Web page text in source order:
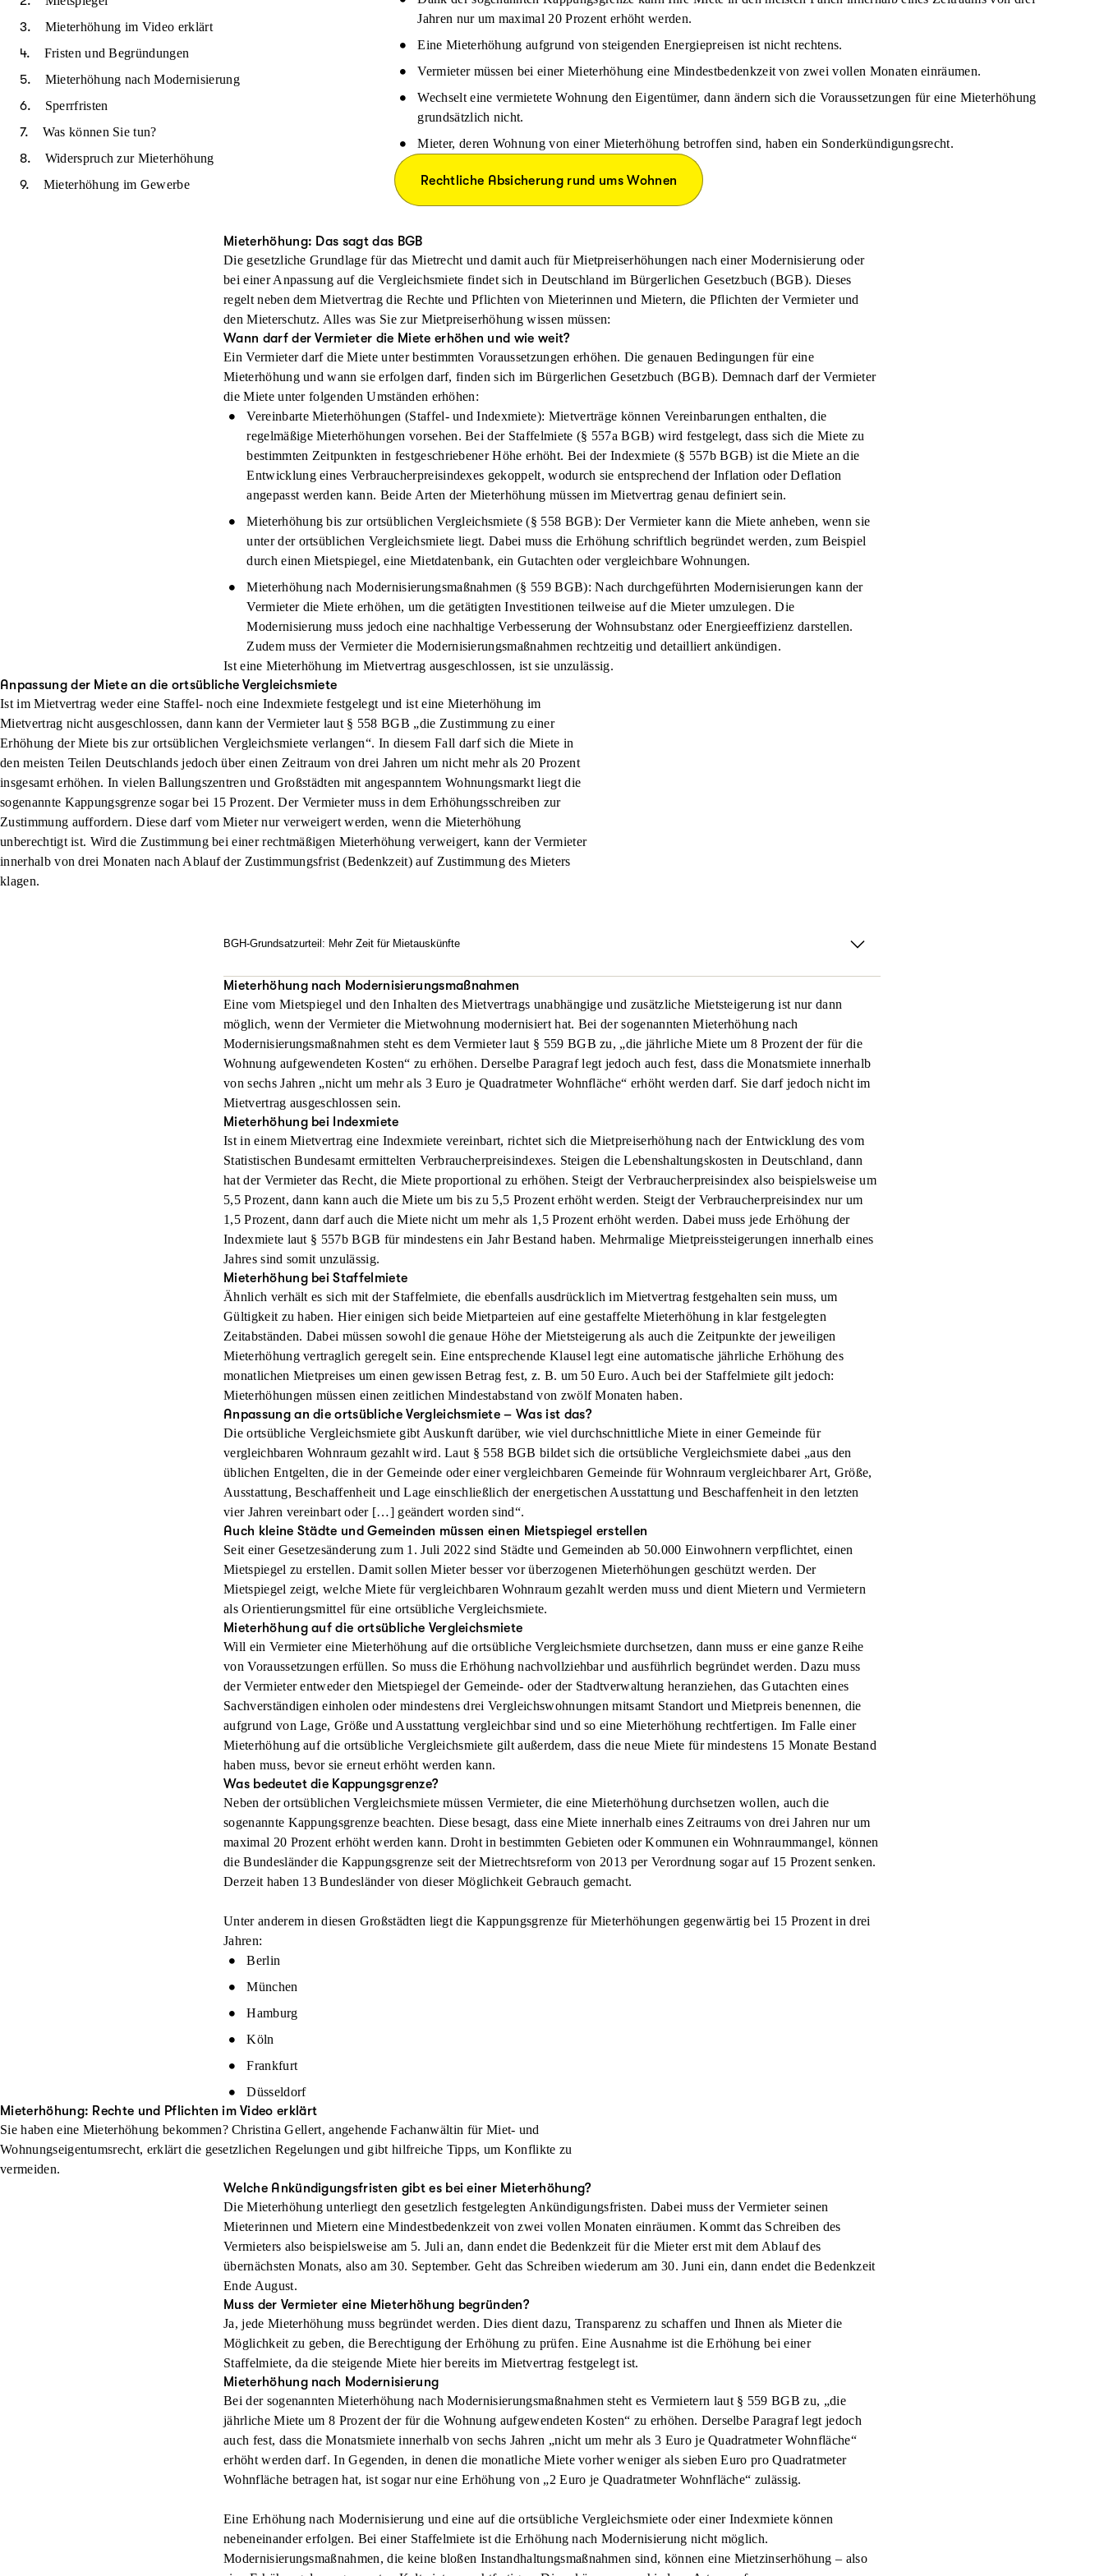
Mieterhöhung im Video erklärt
Fristen und Begründungen
Mieterhöhung nach Modernisierung
Sperrfristen
Was können Sie tun?
Widerspruch zur Mieterhöhung
Mieterhöhung im Gewerbe
Jahren nur um maximal 20 Prozent erhöht werden.
Eine Mieterhöhung aufgrund von steigenden Energiepreisen ist nicht rechtens.
Vermieter müssen bei einer Mieterhöhung eine Mindestbedenkzeit von zwei vollen Monaten einräumen.
Wechselt eine vermietete Wohnung den Eigentümer, dann ändern sich die Voraussetzungen für eine Mieterhöhung
grundsätzlich nicht.
Mieter, deren Wohnung von einer Mieterhöhung betroffen sind, haben ein Sonderkündigungsrecht.
Rechtliche Absicherung rund ums Wohnen
Mieterhöhung: Das sagt das BGB
Die gesetzliche Grundlage für das Mietrecht und damit auch für Mietpreiserhöhungen nach einer Modernisierung oder
bei einer Anpassung auf die Vergleichsmiete findet sich in Deutschland im Bürgerlichen Gesetzbuch (BGB). Dieses
regelt neben dem Mietvertrag die Rechte und Pflichten von Mieterinnen und Mietern, die Pflichten der Vermieter und
den Mieterschutz. Alles was Sie zur Mietpreiserhöhung wissen müssen:
Wann darf der Vermieter die Miete erhöhen und wie weit?
Ein Vermieter darf die Miete unter bestimmten Voraussetzungen erhöhen. Die genauen Bedingungen für eine
Mieterhöhung und wann sie erfolgen darf, finden sich im Bürgerlichen Gesetzbuch (BGB). Demnach darf der Vermieter
die Miete unter folgenden Umständen erhöhen:
Vereinbarte Mieterhöhungen (Staffel- und Indexmiete): Mietverträge können Vereinbarungen enthalten, die
regelmäßige Mieterhöhungen vorsehen. Bei der Staffelmiete (§ 557a BGB) wird festgelegt, dass sich die Miete zu
bestimmten Zeitpunkten in festgeschriebener Höhe erhöht. Bei der Indexmiete (§ 557b BGB) ist die Miete an die
Entwicklung eines Verbraucherpreisindexes gekoppelt, wodurch sie entsprechend der Inflation oder Deflation
angepasst werden kann. Beide Arten der Mieterhöhung müssen im Mietvertrag genau definiert sein.
Mieterhöhung bis zur ortsüblichen Vergleichsmiete (§ 558 BGB): Der Vermieter kann die Miete anheben, wenn sie
unter der ortsüblichen Vergleichsmiete liegt. Dabei muss die Erhöhung schriftlich begründet werden, zum Beispiel
durch einen Mietspiegel, eine Mietdatenbank, ein Gutachten oder vergleichbare Wohnungen.
Mieterhöhung nach Modernisierungsmaßnahmen (§ 559 BGB): Nach durchgeführten Modernisierungen kann der
Vermieter die Miete erhöhen, um die getätigten Investitionen teilweise auf die Mieter umzulegen. Die
Modernisierung muss jedoch eine nachhaltige Verbesserung der Wohnsubstanz oder Energieeffizienz darstellen.
Zudem muss der Vermieter die Modernisierungsmaßnahmen rechtzeitig und detailliert ankündigen.
Ist eine Mieterhöhung im Mietvertrag ausgeschlossen, ist sie unzulässig.
Anpassung der Miete an die ortsübliche Vergleichsmiete
Ist im Mietvertrag weder eine Staffel- noch eine Indexmiete festgelegt und ist eine Mieterhöhung im
Mietvertrag nicht ausgeschlossen, dann kann der Vermieter laut § 558 BGB „die Zustimmung zu einer
Erhöhung der Miete bis zur ortsüblichen Vergleichsmiete verlangen“. In diesem Fall darf sich die Miete in
den meisten Teilen Deutschlands jedoch über einen Zeitraum von drei Jahren um nicht mehr als 20 Prozent
insgesamt erhöhen. In vielen Ballungszentren und Großstädten mit angespanntem Wohnungsmarkt liegt die
sogenannte Kappungsgrenze sogar bei 15 Prozent. Der Vermieter muss in dem Erhöhungsschreiben zur
Zustimmung auffordern. Diese darf vom Mieter nur verweigert werden, wenn die Mieterhöhung
unberechtigt ist. Wird die Zustimmung bei einer rechtmäßigen Mieterhöhung verweigert, kann der Vermieter
innerhalb von drei Monaten nach Ablauf der Zustimmungsfrist (Bedenkzeit) auf Zustimmung des Mieters
klagen.
BGH-Grundsatzurteil: Mehr Zeit für Mietauskünfte
örtlich vorgegebene Preisobergrenze für Mieten hält: Er muss seinen Vermieter um Auskunft über die
Berechnungsgrundlagen bitten. Bislang konnte dieser sich aber weigern, wenn Mieter bereits seit mehr als drei Jahren
in der Wohnung wohnten. Das hat sich nun aufgrund eines aktuellen Urteils des Bundesgerichtshofs (BGH, Az.: VIII
ZR 375/21 u.a. ) geändert. Der Anspruch auf Auskunft verjährt zwar immer noch in drei Jahren, aber die Verjährung
beginnt laut den obersten Bundesrichtern erst, wenn der Mieter erstmals Auskunft verlangt.
Was galt bisher?
Bisher ging man davon aus, dass das Auskunftsrecht von Mietern zur Höhe ihrer Miete drei Jahre nach Abschluss des
Mietvertrages verjährt. Informationen etwa über das Baujahr, etwaige Sanierungen oder die Vormiete konnten dann
nicht mehr eingefordert werden. Ein Anspruch auf Rückzahlung bei einer eventuell zu hohen Miete lässt sich aber
ohne diese Informationen nur schwer begründen. Vor allem Mieter, die ihren Mietvertrag mit Einführung der
Mietpreisbremse 2015 geschlossen haben, profitieren deshalb von der BGH-Entscheidung.
Worum ging es im Urteil?
Geklagt hatten gleich mehrere Mieter aus Berlin, die den Verdacht hatten, dass ihre Mieten zu hoch seien und damit
gegen die örtliche Mietpreisbremse verstießen. Da der Abschluss der Mietverträge in allen Fällen mehr als drei Jahre
zurücklag, weigerten sich die Vermieter, die nötigen Auskünfte zu geben und damit auch, die überzahlten Mieten zu
erstatten. Sie beriefen sich dabei auf die Verjährungsfrist. Wie auch schon die Vorinstanzen in drei Fällen, entschieden
nun die Richter des BGH zugunsten aller klagenden Mieter. Es gibt zwar noch immer eine Verjährung des Anspruchs
auf Auskunft, allerdings tickt die Uhr erst ab dem Zeitpunkt, ab dem der Mieter erstmals um diese Auskunft bittet oder
die Miethöhe gegenüber dem Vermieter beanstandet. Stellt sich dabei heraus, dass die Miete zu hoch ist, können
Mieter einfacher einen Anspruch auf Rückzahlung des zu viel gezahlten Betrages geltend machen. In diesem
Zusammenhang sollte man solche Auskünfte immer schriftlich einfordern, um in Streitfällen vor Gericht die nötigen
Nachweise zu haben.
Was regelt die Mietpreisbremse?
In Städten und Gemeinden mit Mietpreisbremse darf ein Vermieter nur um maximal zehn Prozent auf die örtliche
Vergleichsmiete aufschlagen. Allerdings gibt es laut der ARAG Experten Ausnahmen: Nach Modernisierungen der
Wohnung oder wenn auch der Vormieter schon mehr als die ortsübliche Miete gezahlt hat und in Neubauten, die nach
dem 1. Oktober 2014 erstmals genutzt wurden, gilt die Mietpreisbremse nicht. Allerdings muss der Vermieter
potenzielle Mieter darüber informieren.
Mieterhöhung nach Modernisierungsmaßnahmen
Eine vom Mietspiegel und den Inhalten des Mietvertrags unabhängige und zusätzliche Mietsteigerung ist nur dann
möglich, wenn der Vermieter die Mietwohnung modernisiert hat. Bei der sogenannten Mieterhöhung nach
Modernisierungsmaßnahmen steht es dem Vermieter laut § 559 BGB zu, „die jährliche Miete um 8 Prozent der für die
Wohnung aufgewendeten Kosten“ zu erhöhen. Derselbe Paragraf legt jedoch auch fest, dass die Monatsmiete innerhalb
von sechs Jahren „nicht um mehr als 3 Euro je Quadratmeter Wohnfläche“ erhöht werden darf. Sie darf jedoch nicht im
Mietvertrag ausgeschlossen sein.
Mieterhöhung bei Indexmiete
Ist in einem Mietvertrag eine Indexmiete vereinbart, richtet sich die Mietpreiserhöhung nach der Entwicklung des vom
Statistischen Bundesamt ermittelten Verbraucherpreisindexes. Steigen die Lebenshaltungskosten in Deutschland, dann
hat der Vermieter das Recht, die Miete proportional zu erhöhen. Steigt der Verbraucherpreisindex also beispielsweise um
5,5 Prozent, dann kann auch die Miete um bis zu 5,5 Prozent erhöht werden. Steigt der Verbraucherpreisindex nur um
1,5 Prozent, dann darf auch die Miete nicht um mehr als 1,5 Prozent erhöht werden. Dabei muss jede Erhöhung der
Indexmiete laut § 557b BGB für mindestens ein Jahr Bestand haben. Mehrmalige Mietpreissteigerungen innerhalb eines
Jahres sind somit unzulässig.
Mieterhöhung bei Staffelmiete
Ähnlich verhält es sich mit der Staffelmiete, die ebenfalls ausdrücklich im Mietvertrag festgehalten sein muss, um
Gültigkeit zu haben. Hier einigen sich beide Mietparteien auf eine gestaffelte Mieterhöhung in klar festgelegten
Zeitabständen. Dabei müssen sowohl die genaue Höhe der Mietsteigerung als auch die Zeitpunkte der jeweiligen
Mieterhöhung vertraglich geregelt sein. Eine entsprechende Klausel legt eine automatische jährliche Erhöhung des
monatlichen Mietpreises um einen gewissen Betrag fest, z. B. um 50 Euro. Auch bei der Staffelmiete gilt jedoch:
Mieterhöhungen müssen einen zeitlichen Mindestabstand von zwölf Monaten haben.
Anpassung an die ortsübliche Vergleichsmiete – Was ist das?
Die ortsübliche Vergleichsmiete gibt Auskunft darüber, wie viel durchschnittliche Miete in einer Gemeinde für
vergleichbaren Wohnraum gezahlt wird. Laut § 558 BGB bildet sich die ortsübliche Vergleichsmiete dabei „aus den
üblichen Entgelten, die in der Gemeinde oder einer vergleichbaren Gemeinde für Wohnraum vergleichbarer Art, Größe,
Ausstattung, Beschaffenheit und Lage einschließlich der energetischen Ausstattung und Beschaffenheit in den letzten
vier Jahren vereinbart oder […] geändert worden sind“.
Auch kleine Städte und Gemeinden müssen einen Mietspiegel erstellen
Seit einer Gesetzesänderung zum 1. Juli 2022 sind Städte und Gemeinden ab 50.000 Einwohnern verpflichtet, einen
Mietspiegel zu erstellen. Damit sollen Mieter besser vor überzogenen Mieterhöhungen geschützt werden. Der
Mietspiegel zeigt, welche Miete für vergleichbaren Wohnraum gezahlt werden muss und dient Mietern und Vermietern
als Orientierungsmittel für eine ortsübliche Vergleichsmiete.
Mieterhöhung auf die ortsübliche Vergleichsmiete
Will ein Vermieter eine Mieterhöhung auf die ortsübliche Vergleichsmiete durchsetzen, dann muss er eine ganze Reihe
von Voraussetzungen erfüllen. So muss die Erhöhung nachvollziehbar und ausführlich begründet werden. Dazu muss
der Vermieter entweder den Mietspiegel der Gemeinde- oder der Stadtverwaltung heranziehen, das Gutachten eines
Sachverständigen einholen oder mindestens drei Vergleichswohnungen mitsamt Standort und Mietpreis benennen, die
aufgrund von Lage, Größe und Ausstattung vergleichbar sind und so eine Mieterhöhung rechtfertigen. Im Falle einer
Mieterhöhung auf die ortsübliche Vergleichsmiete gilt außerdem, dass die neue Miete für mindestens 15 Monate Bestand
haben muss, bevor sie erneut erhöht werden kann.
Was bedeutet die Kappungsgrenze?
Neben der ortsüblichen Vergleichsmiete müssen Vermieter, die eine Mieterhöhung durchsetzen wollen, auch die
sogenannte Kappungsgrenze beachten. Diese besagt, dass eine Miete innerhalb eines Zeitraums von drei Jahren nur um
maximal 20 Prozent erhöht werden kann. Droht in bestimmten Gebieten oder Kommunen ein Wohnraummangel, können
die Bundesländer die Kappungsgrenze seit der Mietrechtsreform von 2013 per Verordnung sogar auf 15 Prozent senken.
Derzeit haben 13 Bundesländer von dieser Möglichkeit Gebrauch gemacht.
Unter anderem in diesen Großstädten liegt die Kappungsgrenze für Mieterhöhungen gegenwärtig bei 15 Prozent in drei
Jahren:
Berlin
München
Hamburg
Köln
Frankfurt
Düsseldorf
Mieterhöhung: Rechte und Pflichten im Video erklärt
Sie haben eine Mieterhöhung bekommen? Christina Gellert, angehende Fachanwältin für Miet- und
Wohnungseigentumsrecht, erklärt die gesetzlichen Regelungen und gibt hilfreiche Tipps, um Konflikte zu
vermeiden.
Welche Ankündigungsfristen gibt es bei einer Mieterhöhung?
Die Mieterhöhung unterliegt den gesetzlich festgelegten Ankündigungsfristen. Dabei muss der Vermieter seinen
Mieterinnen und Mietern eine Mindestbedenkzeit von zwei vollen Monaten einräumen. Kommt das Schreiben des
Vermieters also beispielsweise am 5. Juli an, dann endet die Bedenkzeit für die Mieter erst mit dem Ablauf des
übernächsten Monats, also am 30. September. Geht das Schreiben wiederum am 30. Juni ein, dann endet die Bedenkzeit
Ende August.
Muss der Vermieter eine Mieterhöhung begründen?
Ja, jede Mieterhöhung muss begründet werden. Dies dient dazu, Transparenz zu schaffen und Ihnen als Mieter die
Möglichkeit zu geben, die Berechtigung der Erhöhung zu prüfen. Eine Ausnahme ist die Erhöhung bei einer
Staffelmiete, da die steigende Miete hier bereits im Mietvertrag festgelegt ist.
Mieterhöhung nach Modernisierung
Bei der sogenannten Mieterhöhung nach Modernisierungsmaßnahmen steht es Vermietern laut § 559 BGB zu, „die
jährliche Miete um 8 Prozent der für die Wohnung aufgewendeten Kosten“ zu erhöhen. Derselbe Paragraf legt jedoch
auch fest, dass die Monatsmiete innerhalb von sechs Jahren „nicht um mehr als 3 Euro je Quadratmeter Wohnfläche“
erhöht werden darf. In Gegenden, in denen die monatliche Miete vorher weniger als sieben Euro pro Quadratmeter
Wohnfläche betragen hat, ist sogar nur eine Erhöhung von „2 Euro je Quadratmeter Wohnfläche“ zulässig.
Eine Erhöhung nach Modernisierung und eine auf die ortsübliche Vergleichsmiete oder einer Indexmiete können
nebeneinander erfolgen. Bei einer Staffelmiete ist die Erhöhung nach Modernisierung nicht möglich.
Modernisierungsmaßnahmen, die keine bloßen Instandhaltungsmaßnahmen sind, können eine Mietzinserhöhung – also